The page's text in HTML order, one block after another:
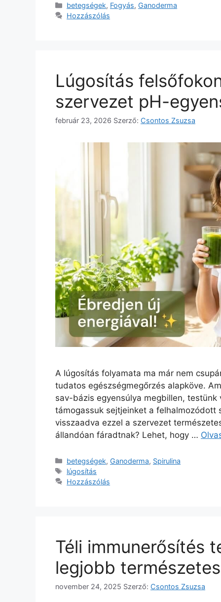
Kategória
betegségek, Fogyás, Ganoderma
Hozzászólás
Lúgosítás
szervezet pH-
február 23, 2026 Szerző: Csontos Zsuzsa
A lúgosítás folyamata ma már nem
tudatos egészségmegőrzés alapköve.
sav-bázis egyensúlya megbillen,
támogassuk sejtjeinket a felhalmozódott
visszaadva ezzel a szervezet
állandóan fáradtnak? Lehet, hogy …
Kategória
betegségek, Ganoderma, Spirulina
Címkék
lúgosítás
Hozzászólás
Téli immunerősítés
legjobb
november 24, 2025 Szerző: Csontos Zsuzsa